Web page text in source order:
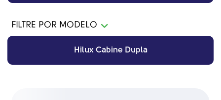
FILTRE POR MODELO
Hilux Cabine Dupla